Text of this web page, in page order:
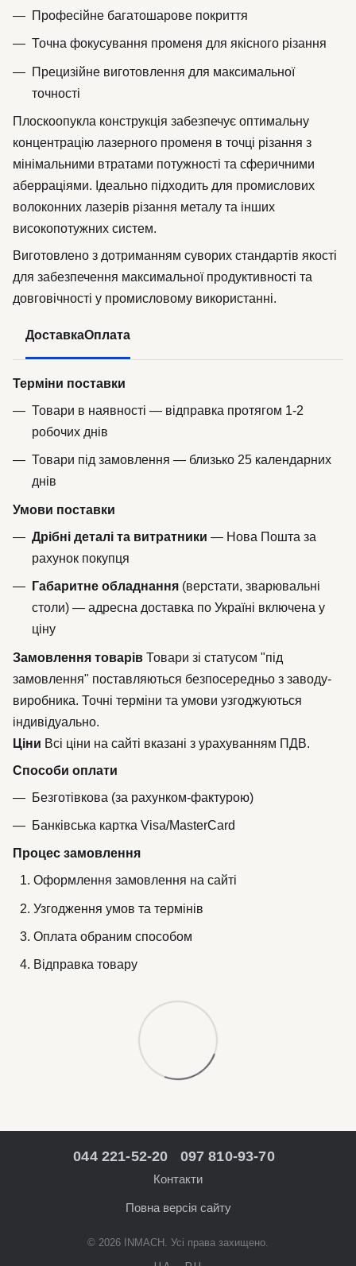
Професійне багатошарове покриття
Точна фокусування променя для якісного різання
Прецизійне виготовлення для максимальної
точності
Плоскоопукла конструкція забезпечує оптимальну
концентрацію лазерного променя в точці різання з
мінімальними втратами потужності та сферичними
аберраціями. Ідеально підходить для промислових
волоконних лазерів різання металу та інших
високопотужних систем.
Виготовлено з дотриманням суворих стандартів якості
для забезпечення максимальної продуктивності та
довговічності у промисловому використанні.
ДоставкаОплата
Терміни поставки
Товари в наявності — відправка протягом 1-2
робочих днів
Товари під замовлення — близько 25 календарних
днів
Умови поставки
Дрібні деталі та витратники — Нова Пошта за
рахунок покупця
Габаритне обладнання (верстати, зварювальні
столи) — адресна доставка по Україні включена у
ціну
Замовлення товарів Товари зі статусом "під
замовлення" поставляються безпосередньо з заводу-
виробника. Точні терміни та умови узгоджуються
індивідуально.
Ціни Всі ціни на сайті вказані з урахуванням ПДВ.
Способи оплати
Безготівкова (за рахунком-фактурою)
Банківська картка Visa/MasterCard
Процес замовлення
Оформлення замовлення на сайті
Узгодження умов та термінів
Оплата обраним способом
Відправка товару
044 221-52-20 097 810-93-70
Контакти
Повна версія сайту
© 2026 INMACH. Усі права захищено.